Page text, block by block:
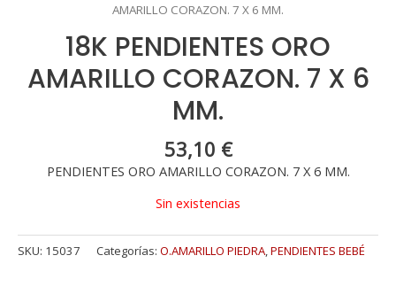
AMARILLO CORAZON. 7 X 6 MM.
18K PENDIENTES ORO
AMARILLO CORAZON. 7 X 6
MM.
53,10 €
PENDIENTES ORO AMARILLO CORAZON. 7 X 6 MM.
Sin existencias
SKU: 15037 Categorías: O.AMARILLO PIEDRA,PENDIENTES BEBÉ